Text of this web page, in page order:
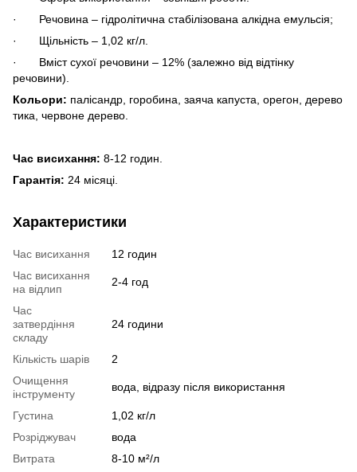
· Речовина – гідролітична стабілізована алкідна емульсія;
· Щільність – 1,02 кг/л.
· Вміст сухої речовини – 12% (залежно від відтінку
речовини).
Кольори: палісандр, горобина, заяча капуста, орегон, дерево
тика, червоне дерево.
Час висихання: 8-12 годин.
Гарантія: 24 місяці.
Характеристики
Час висихання
12 годин
Час висихання
на відлип
2-4 год
Час
затвердіння
складу
24 години
Кількість шарів
2
Очищення
інструменту
вода, відразу після використання
Густина
1,02 кг/л
Розріджувач
вода
Витрата
8-10 м²/л